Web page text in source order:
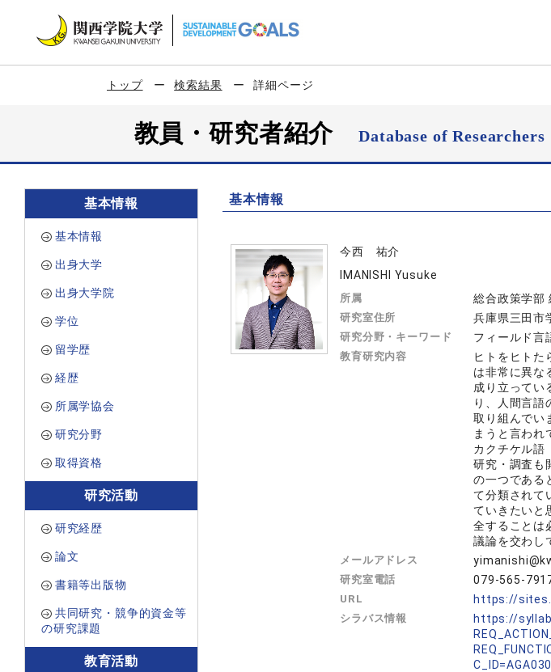
トップ 検索結果 詳細ページ
教員・研究者紹介Database of Researchers
基本情報
基本情報
出身大学
出身大学院
学位
留学歴
経歴
所属学協会
研究分野
取得資格
研究活動
研究経歴
論文
書籍等出版物
共同研究・競争的資金等
の研究課題
教育活動
基本情報
今西 祐介
IMANISHI Yusuke
所属 総合政策学部
研究室住所 兵庫県三田市
研究分野・キーワード フィールド言
教育研究内容
ヒトをヒトた
は非常に異な
成り立ってい
り、人間言語
取り組んでい
まうと言われ
カクチケル語
研究・調査も
の一つである
て分類されて
ていきたいと
全することは
議論を交わし
メールアドレス
研究室電話 079-565-
URL https://
シラバス情報
https://
C_ID=AGA030